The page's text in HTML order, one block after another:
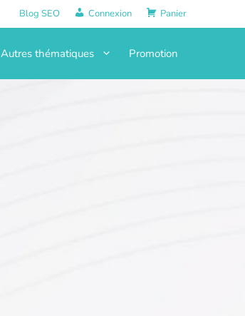
Blog SEO Connexion Panier
Autres thématiques Promotion